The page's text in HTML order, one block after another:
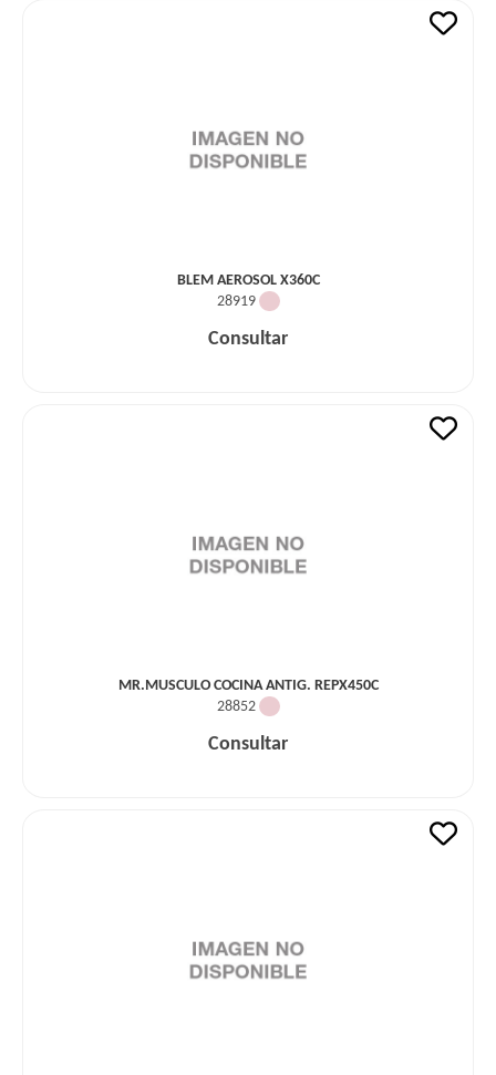
BLEM AEROSOL X360C
28919
Consultar
MR.MUSCULO COCINA ANTIG. REPX450C
28852
Consultar